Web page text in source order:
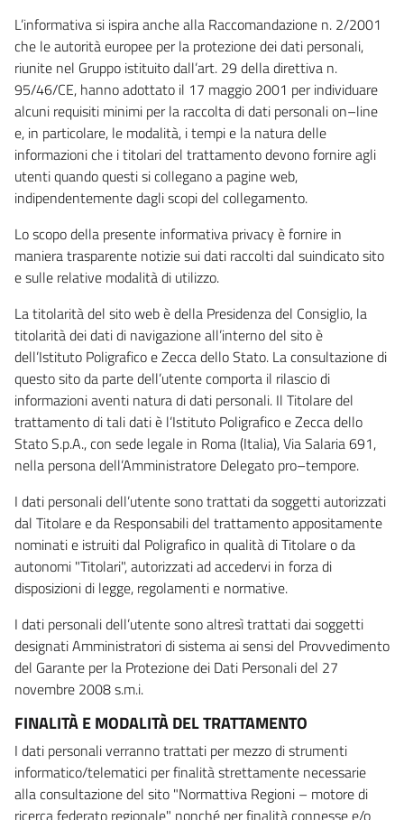
L’informativa si ispira anche alla Raccomandazione n. 2/2001
che le autorità europee per la protezione dei dati personali,
riunite nel Gruppo istituito dall’art. 29 della direttiva n.
95/46/CE, hanno adottato il 17 maggio 2001 per individuare
alcuni requisiti minimi per la raccolta di dati personali on–line
e, in particolare, le modalità, i tempi e la natura delle
informazioni che i titolari del trattamento devono fornire agli
utenti quando questi si collegano a pagine web,
indipendentemente dagli scopi del collegamento.
Lo scopo della presente informativa privacy è fornire in
maniera trasparente notizie sui dati raccolti dal suindicato sito
e sulle relative modalità di utilizzo.
La titolarità del sito web è della Presidenza del Consiglio, la
titolarità dei dati di navigazione all’interno del sito è
dell’Istituto Poligrafico e Zecca dello Stato. La consultazione di
questo sito da parte dell’utente comporta il rilascio di
informazioni aventi natura di dati personali. Il Titolare del
trattamento di tali dati è l’Istituto Poligrafico e Zecca dello
Stato S.p.A., con sede legale in Roma (Italia), Via Salaria 691,
nella persona dell’Amministratore Delegato pro–tempore.
I dati personali dell’utente sono trattati da soggetti autorizzati
dal Titolare e da Responsabili del trattamento appositamente
nominati e istruiti dal Poligrafico in qualità di Titolare o da
autonomi "Titolari", autorizzati ad accedervi in forza di
disposizioni di legge, regolamenti e normative.
I dati personali dell’utente sono altresì trattati dai soggetti
designati Amministratori di sistema ai sensi del Provvedimento
del Garante per la Protezione dei Dati Personali del 27
novembre 2008 s.m.i.
FINALITÀ E MODALITÀ DEL TRATTAMENTO
I dati personali verranno trattati per mezzo di strumenti
informatico/telematici per finalità strettamente necessarie
alla consultazione del sito "Normattiva Regioni – motore di
ricerca federato regionale" nonché per finalità connesse e/o